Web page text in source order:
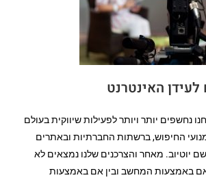
האינטרנט
נחשפים יותר ויותר לפעילות שיווקית בעולם
החיפוש, ברשתות החברתיות ובאתרים
יוטיוב. מאחר והצרכנים שלנו נמצאים לא
אם באמצעות המחשב ובין אם באמצעות